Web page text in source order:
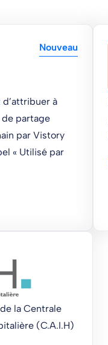
Nouveau
à
partage
par Vistory
« Utilisé par
la Centrale
(C.A.I.H)